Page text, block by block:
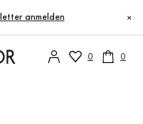
anmelden ×
0 0